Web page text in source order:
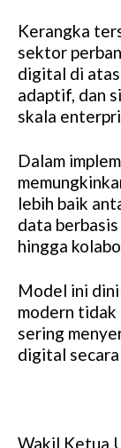
Kerangka
sektor
digital di
adaptif, dan
skala
Dalam
lebih baik
data
hingga
Model ini
modern tidak
sering
digital secara
Wakil Ketua